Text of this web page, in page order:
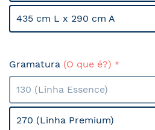
435 cm L x 290 cm A
Gramatura (O que é?)
130 (Linha Essence)
270 (Linha Premium)